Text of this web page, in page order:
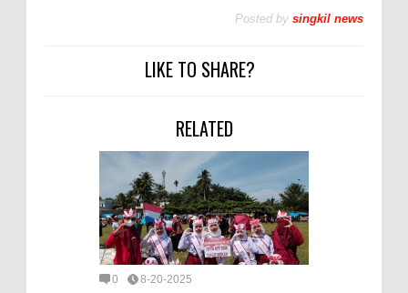
Posted by singkil news
LIKE TO SHARE?
RELATED
0 8-20-2025